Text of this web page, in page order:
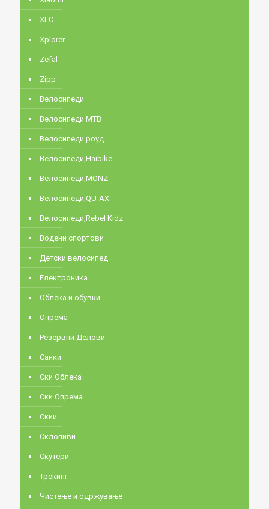
XLC
Xplorer
Zefal
Zipp
Велосипеди
Велосипеди MTB
Велосипеди роуд
Велосипеди,Haibike
Велосипеди,MONZ
Велосипеди,QU-AX
Велосипеди,Rebel Kidz
Водени спортови
Детски велосипед
Електроника
Облека и обувки
Опрема
Резервни Делови
Санки
Ски Облека
Ски Опрема
Скии
Склопиви
Скутери
Трекинг
Чистење и одржување